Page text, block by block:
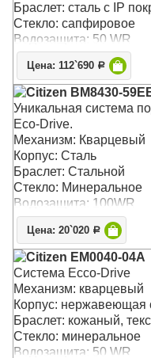
Браслет: сталь с IP
Стекло: сапфировое
Водозащита: 50 WR
Цена: 112`690 Р
Citizen BM8430-
Уникальная система
Eco-Drive.
Механизм: Кварцевый
Корпус: Сталь
Браслет: Стальной
Стекло: Минеральное
Водозащита: 100WR
Цена: 20`020 Р
Citizen EM0040-04A
Система Ecco-Drive
Механизм: кварцевый
Корпус: нержавеющая
Браслет: кожаный,
Стекло: минеральное
Водозащита: 50 WR